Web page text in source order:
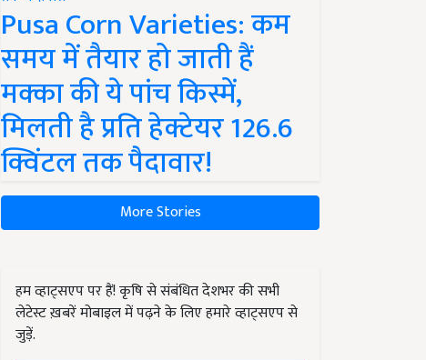
Pusa Corn Varieties: कम
समय में तैयार हो जाती हैं
मक्का की ये पांच किस्में,
मिलती है प्रति हेक्टेयर 126.6
क्विंटल तक पैदावार!
More Stories
हम व्हाट्सएप पर हैं! कृषि से संबंधित देशभर की सभी
लेटेस्ट ख़बरें मोबाइल में पढ़ने के लिए हमारे व्हाट्सएप से
जुड़ें.